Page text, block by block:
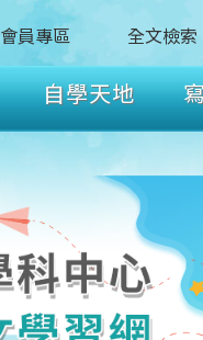
會員專區 全文檢索
自學天地